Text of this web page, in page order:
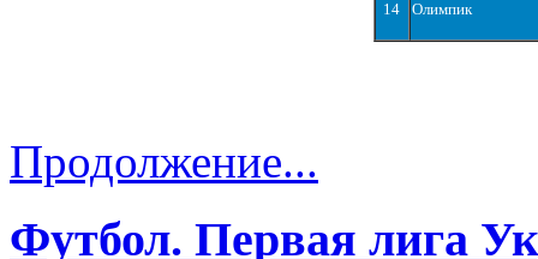
14 Олимпик
Продолжение...
Футбол. Первая лига